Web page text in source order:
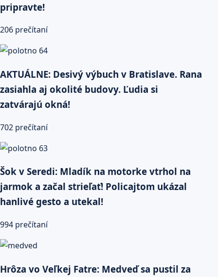
pripravte!
206 prečítaní
AKTUÁLNE: Desivý výbuch v Bratislave. Rana
zasiahla aj okolité budovy. Ľudia si
zatvárajú okná!
702 prečítaní
Šok v Seredi: Mladík na motorke vtrhol na
jarmok a začal strieľať! Policajtom ukázal
hanlivé gesto a utekal!
994 prečítaní
Hrôza vo Veľkej Fatre: Medveď sa pustil za